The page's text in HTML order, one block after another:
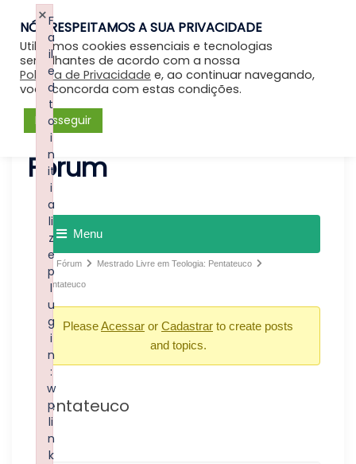
Entrar
Forum
Menu
Fórum Mestrado Livre em Teologia: Pentateuco
Pentateuco
PleaseAcessar or Cadastrar to create posts
and topics.
Pentateuco
NÓS RESPEITAMOS A SUA PRIVACIDADE
Utilizamos cookies essenciais e tecnologias
semelhantes de acordo com a nossa
Política de Privacidade e, ao continuar navegando,
você concorda com estas condições.
Prosseguir
F
a
il
e
d
t
o
i
n
it
i
a
li
z
e
p
l
u
g
i
n
:
w
p
li
n
k
×